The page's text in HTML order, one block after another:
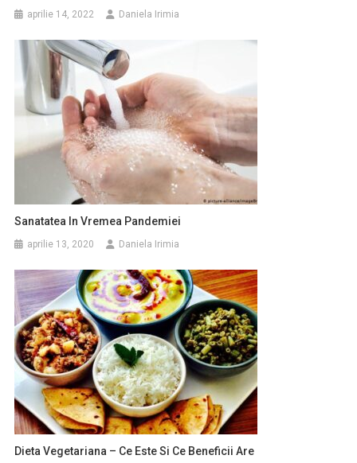
aprilie 14, 2022 Daniela Irimia
Sanatatea In Vremea Pandemiei
aprilie 13, 2020 Daniela Irimia
Dieta Vegetariana – Ce Este Si Ce Beneficii Are